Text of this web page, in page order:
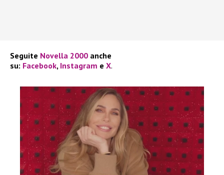
Seguite Novella 2000 anche
su: Facebook, Instagram e X.